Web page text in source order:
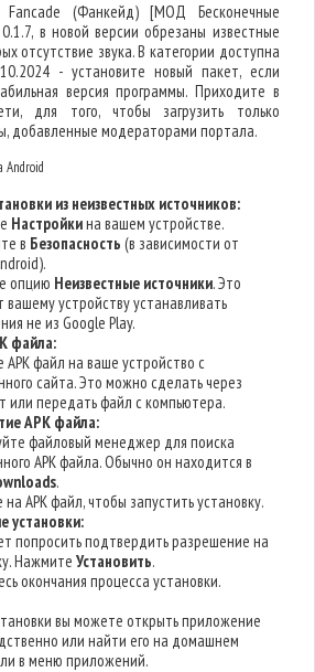
Fancade (Фанкейд) [МОД Бесконечные
в новой версии обрезаны известные
отсутствие звука. В категории доступна
- установите новый пакет, если
версия программы. Приходите в
для того, чтобы загрузить только
добавленные модераторами портала.
Android
из неизвестных источников:
Настройкина вашем устройстве.
в Безопасность (в зависимости от
опцию Неизвестные источники. Это
вашему устройству устанавливать
не из Google Play.
файла:
APK файл на ваше устройство с
сайта. Это можно сделать через
или передать файл с компьютера.
APK файла:
файловый менеджер для поиска
APK файла. Обычно он находится в
.
APK файл, чтобы запустить установку.
установки:
попросить подтвердить разрешение на
НажмитеУстановить.
окончания процесса установки.
вы можете открыть приложение
или найти его на домашнем
в меню приложений.